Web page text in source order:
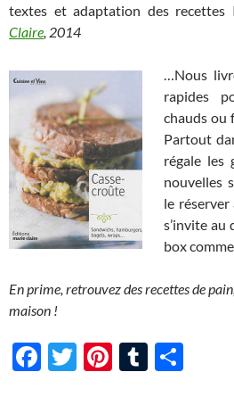
textes et adaptation des recettes
Claire , 2014
…Nous
rapides
chauds ou
Partout
régale les
nouvelles
le réserver
s’invite au
box
En prime, retrouvez des recettes de
maison !
F
T
Pi T